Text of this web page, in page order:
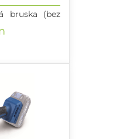
bruska (bez